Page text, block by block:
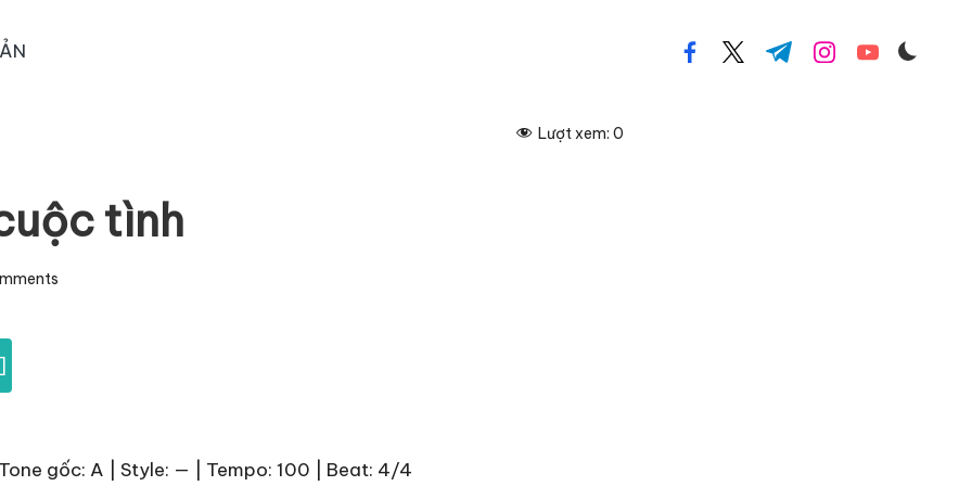
facebook.com
twitter.com
t.me instagram.com
youtube.com
tình
gốc: A | Style: — | Tempo: 100 | Beat: 4/4
Lượt xem: 0